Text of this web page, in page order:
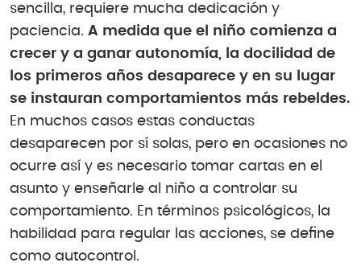
sencilla, requiere mucha dedicación y
paciencia. A medida que el niño comienza a
crecer y a ganar autonomía, la docilidad de
los primeros años desaparece y en su lugar
se instauran comportamientos más rebeldes.
En muchos casos estas conductas
desaparecen por sí solas, pero en ocasiones no
ocurre así y es necesario tomar cartas en el
asunto y enseñarle al niño a controlar su
comportamiento. En términos psicológicos, la
habilidad para regular las acciones, se define
como autocontrol.